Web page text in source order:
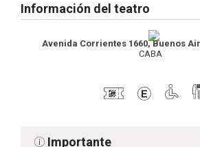
Información del teatro
Avenida Corrientes 1660, Buenos
CABA
Importante